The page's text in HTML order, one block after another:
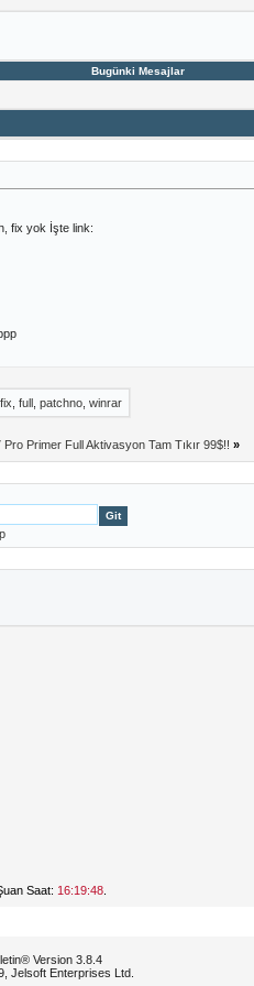
Bugünki Mesajlar
fix yok İşte link:
fix full, patchno, winrar
Primer Full Aktivasyon Tam Tıkır 99$!! »
Saat: 16:19:48.
Version 3.8.4
Jelsoft Enterprises Ltd.